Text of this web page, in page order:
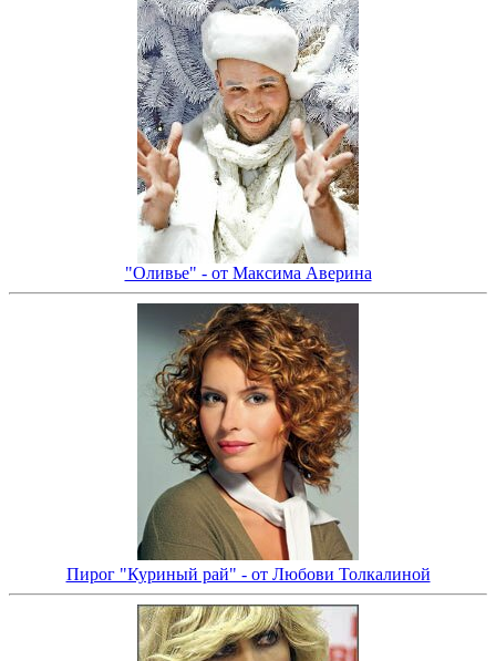
"Оливье" - от Максима Аверина
Пирог "Куриный рай" - от Любови Толкалиной